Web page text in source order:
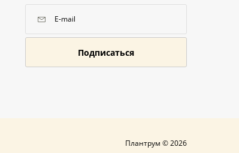
Подписаться
Плантрум © 2026